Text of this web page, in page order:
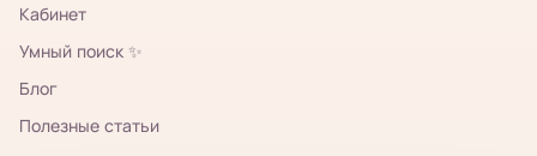
Кабинет
Умный поиск ✨
Блог
Полезные статьи